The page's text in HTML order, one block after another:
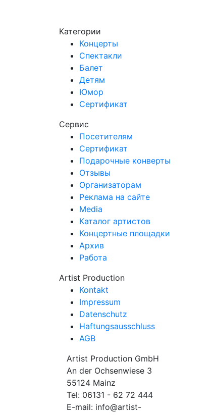
Категории
Концерты
Спектакли
Балет
Детям
Юмор
Сертификат
Сервис
Посетителям
Сертификат
Подарочные конверты
Отзывы
Организаторам
Реклама на сайте
Media
Каталог артистов
Концертные площадки
Архив
Работа
Artist Production
Kontakt
Impressum
Datenschutz
Haftungsausschluss
AGB
Artist Production GmbH
An der Ochsenwiese 3
55124 Mainz
Tel: 06131 - 62 72 444
E-mail: info@artist-